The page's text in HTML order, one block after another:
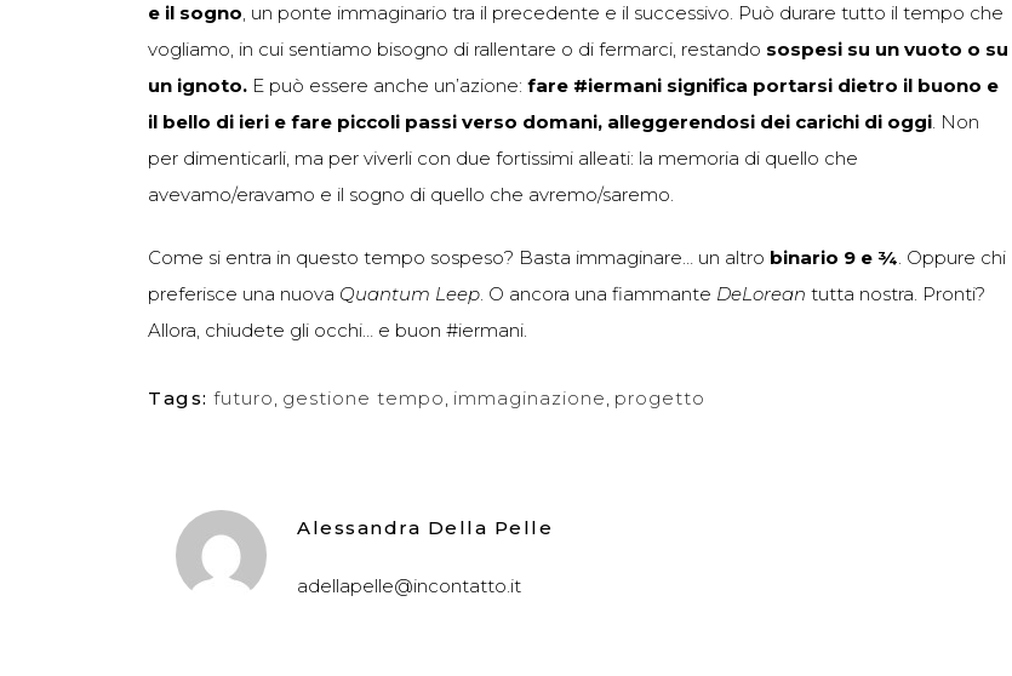
e il sogno, un ponte immaginario tra il precedente e il successivo. Può durare tutto il tempo che
vogliamo, in cui sentiamo bisogno di rallentare o di fermarci, restando sospesi su un vuoto o su
un ignoto. E può essere anche un’azione: fare #iermani significa portarsi dietro il buono e
il bello di ieri e fare piccoli passi verso domani, alleggerendosi dei carichi di oggi. Non
per dimenticarli, ma per viverli con due fortissimi alleati: la memoria di quello che
avevamo/eravamo e il sogno di quello che avremo/saremo.
Come si entra in questo tempo sospeso? Basta immaginare… un altro binario 9 e ¾. Oppure chi
preferisce una nuova Quantum Leep. O ancora una fiammante DeLorean tutta nostra. Pronti?
Allora, chiudete gli occhi… e buon #iermani.
Tags: futuro, gestione tempo, immaginazione, progetto
Alessandra Della Pelle
adellapelle@incontatto.it